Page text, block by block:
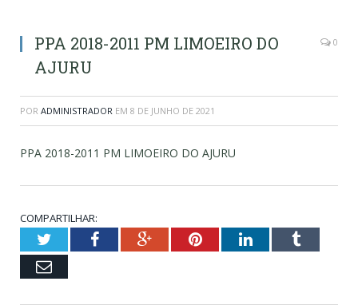
PPA 2018-2011 PM LIMOEIRO DO
AJURU
0
POR ADMINISTRADOR EM 8 DE JUNHO DE 2021
PPA 2018-2011 PM LIMOEIRO DO AJURU
COMPARTILHAR:
TwitterFacebookGoogle+PinterestLinkedInTumblr
Email